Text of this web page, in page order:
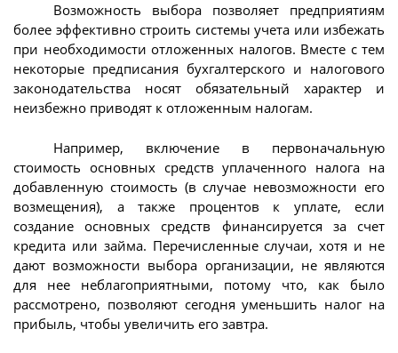
Возможность выбора позволяет предприятиям
более эффективно строить системы учета или избежать
при необходимости отложенных налогов. Вместе с тем
некоторые предписания бухгалтерского и налогового
законодательства носят обязательный характер и
неизбежно приводят к отложенным налогам.
Например, включение в первоначальную
стоимость основных средств уплаченного налога на
добавленную стоимость (в случае невозможности его
возмещения), а также процентов к уплате, если
создание основных средств финансируется за счет
кредита или займа. Перечисленные случаи, хотя и не
дают возможности выбора организации, не являются
для нее неблагоприятными, потому что, как было
рассмотрено, позволяют сегодня уменьшить налог на
прибыль, чтобы увеличить его завтра.